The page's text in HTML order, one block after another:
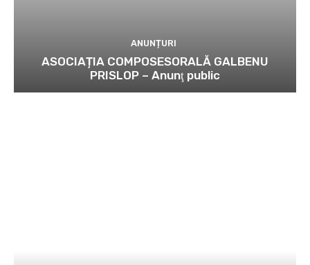
ANUNȚURI
ASOCIAȚIA COMPOSESORALĂ GALBENU
PRISLOP – Anunţ public